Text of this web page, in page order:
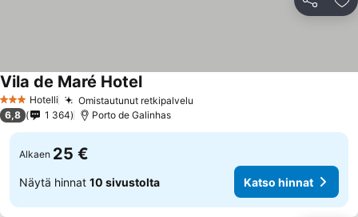
Jaa
3 Tähtiluokitus
Hotelli Omistautunut retkipalvelu
Vila de Maré Hotel
6,8 1 364 Porto de Galinhas
Alkaen 25 €
Näytä hinnat 10 sivustolta Katso hinnat